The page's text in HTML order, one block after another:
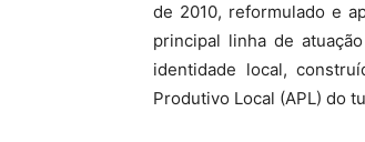
de 2010, reformulado e
principal linha de
identidade local,
Produtivo Local (APL) do